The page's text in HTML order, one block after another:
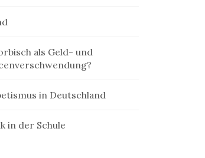
als Geld- und
in Deutschland
in der Schule